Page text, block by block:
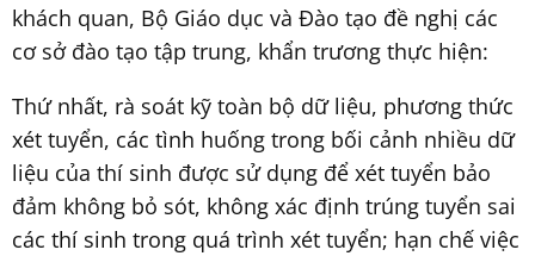
khách quan, Bộ Giáo dục và Đào tạo đề nghị các
cơ sở đào tạo tập trung, khẩn trương thực hiện:
Thứ nhất, rà soát kỹ toàn bộ dữ liệu, phương thức
xét tuyển, các tình huống trong bối cảnh nhiều dữ
liệu của thí sinh được sử dụng để xét tuyển bảo
đảm không bỏ sót, không xác định trúng tuyển sai
các thí sinh trong quá trình xét tuyển; hạn chế việc